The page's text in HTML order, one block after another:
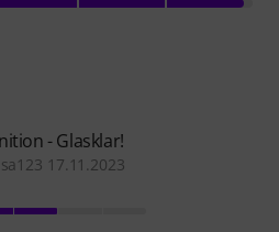
- Glasklar!
17.11.2023